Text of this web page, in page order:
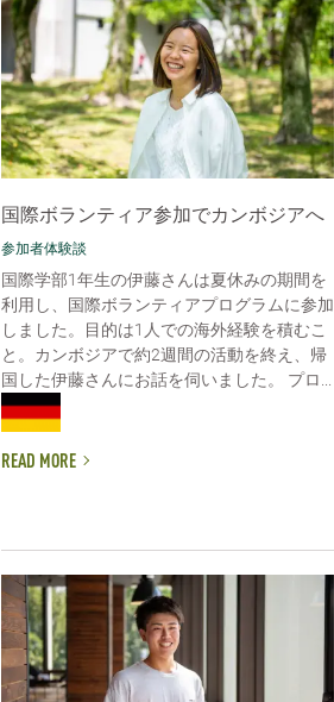
国際ボランティア参加でカンボジアへ
参加者体験談
国際学部1年生の伊藤さんは夏休みの期間を
利用し、国際ボランティアプログラムに参加
しました。目的は1人での海外経験を積むこ
と。カンボジアで約2週間の活動を終え、帰
国した伊藤さんにお話を伺いました。 プロ...
READ MORE